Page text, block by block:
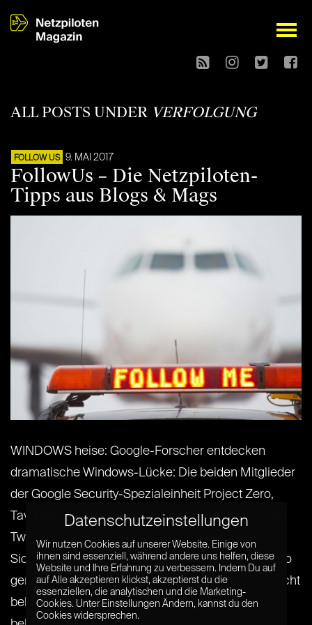
open
ALL POSTS UNDER VERFOLGUNG
FOLLOW US 9. MAI 2017
FollowUs – Die Netzpiloten-
Tipps aus Blogs & Mags
WINDOWS heise: Google-Forscher entdecken
dramatische Windows-Lücke: Die beiden Mitglieder
der Google Security-Spezialeinheit Project Zero,
Tavis Ormandy und Natalie Silvanovich, haben bei
Twitter verkündet, dass sie eine der fatalsten
Sicherheitslücken in Windows gefunden haben. Wo
genau sich die Schwachstelle befindet, ist noch nicht
bekannt; dies soll allerdings in einem Bericht
Datenschutzeinstellungen
Wir nutzen Cookies auf unserer Website. Einige von
ihnen sind essenziell, während andere uns helfen, diese
Website und Ihre Erfahrung zu verbessern. Indem Du auf
auf Alle akzeptieren klickst, akzeptierst du die
essenziellen, die analytischen und die Marketing-
Cookies. Unter Einstellungen Ändern, kannst du den
Cookies widersprechen.